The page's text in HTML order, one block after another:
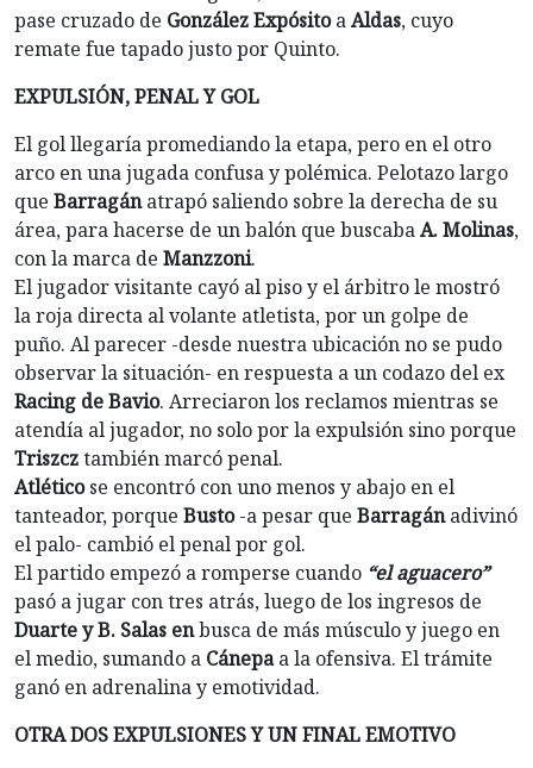
pase cruzado de González ExpósitoaAldas, cuyo
remate fue tapado justo por Quinto.
EXPULSIÓN, PENAL Y GOL
El gol llegaría promediando la etapa, pero en el otro
arco en una jugada confusa y polémica. Pelotazo largo
que Barragánatrapó saliendo sobre la derecha de su
área, para hacerse de un balón que buscabaA. Molinas,
con la marca de Manzzoni.
El jugador visitante cayó al piso y el árbitro le mostró
la roja directa al volante atletista, por un golpe de
puño. Al parecer -desde nuestra ubicación no se pudo
observar la situación- en respuesta a un codazo del ex
Racing de Bavio. Arreciaron los reclamos mientras se
atendía al jugador, no solo por la expulsión sino porque
Triszcztambién marcó penal.
Atléticose encontró con uno menos y abajo en el
tanteador, porque Busto-a pesar que Barragánadivinó
el palo- cambió el penal por gol.
El partido empezó a romperse cuando “el aguacero”
pasó a jugar con tres atrás, luego de los ingresos de
Duarte y B. Salas enbusca de más músculo y juego en
el medio, sumando a Cánepaa la ofensiva. El trámite
ganó en adrenalina y emotividad.
OTRA DOS EXPULSIONES Y UN FINAL EMOTIVO